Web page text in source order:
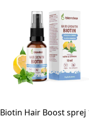
Biotin Hair Boost sprej